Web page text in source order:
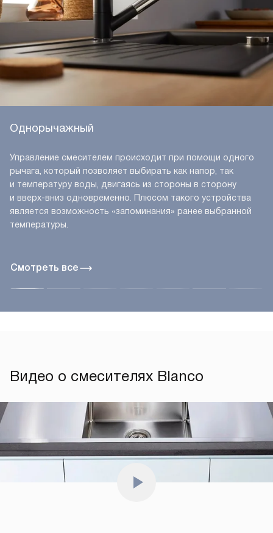
Смотреть все
Однорычажный
Управление смесителем происходит при помощи одного
рычага, который позволяет выбирать как напор, так
и температуру воды, двигаясь из стороны в сторону
и вверх-вниз одновременно. Плюсом такого устройства
является возможность «запоминания» ранее выбранной
температуры.
Видео о смесителях Blanco